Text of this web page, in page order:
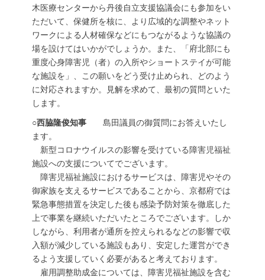
木医療センターから丹後自立支援協議会にも参加をい
ただいて、保健所を核に、より広域的な調整やネット
ワークによる人材確保などにもつながるような協議の
場を設けてはいかがでしょうか。また、「府北部にも
重度心身障害児（者）の入所やショートステイが可能
な施設を」、この願いをどう受け止められ、どのよう
に対応されますか。見解を求めて、最初の質問といた
します。
○西脇隆俊知事 島田議員の御質問にお答えいたし
ます。
新型コロナウイルスの影響を受けている障害児福祉
施設への支援についてでございます。
障害児福祉施設におけるサービスは、障害児やその
御家族を支えるサービスであることから、京都府では
緊急事態措置を決定した後も感染予防対策を徹底した
上で事業を継続いただいたところでございます。しか
しながら、利用者が通所を控えられるなどの影響で収
入額が減少している施設もあり、安定した運営ができ
るよう支援していく必要があると考えております。
雇用調整助成金については、障害児福祉施設を含む